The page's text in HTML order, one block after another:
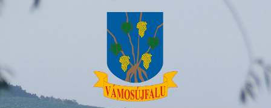
Skip